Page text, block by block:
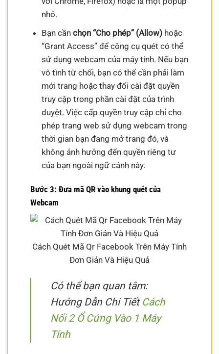
nhỏ.
Bạn cần chọn “Cho phép” (Allow)hoặc
“Grant Access” để công cụ quét có thể
sử dụng webcam của máy tính. Nếu bạn
vô tình từ chối, bạn có thể cần phải làm
mới trang hoặc thay đổi cài đặt quyền
truy cập trong phần cài đặt của trình
duyệt. Việc cấp quyền truy cập chỉ cho
phép trang web sử dụng webcam trong
thời gian bạn đang mở trang đó, và
không ảnh hưởng đến quyền riêng tư
của bạn ngoài ngữ cảnh này.
Bước 3: Đưa mã QR vào khung quét của
Webcam
Cách Quét Mã Qr Facebook Trên Máy Tính
Đơn Giản Và Hiệu Quả
Có thể bạn quan tâm:
Hướng Dẫn Chi Tiết Cách
Nối 2 Ổ Cứng Vào 1 Máy
Tính